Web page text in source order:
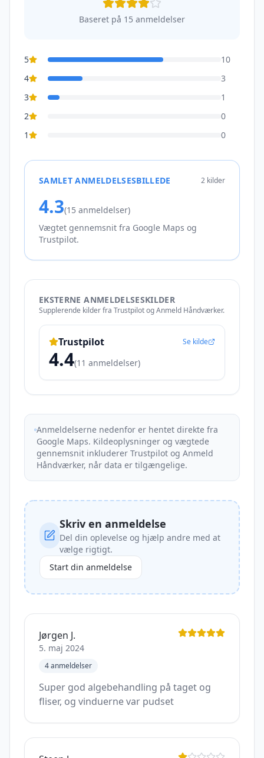
Baseret på 15 anmeldelser
5
10
4
3
3
1
2
0
1
0
SAMLET ANMELDELSESBILLEDE 2 kilder
4.3(15 anmeldelser)
Vægtet gennemsnit fra Google Maps og
Trustpilot.
EKSTERNE ANMELDELSESKILDER
Supplerende kilder fra Trustpilot og Anmeld Håndværker.
Trustpilot Se kilde
4.4(11 anmeldelser)
Anmeldelserne nedenfor er hentet direkte fra
Google Maps. Kildeoplysninger og vægtede
gennemsnit inkluderer Trustpilot og Anmeld
Håndværker, når data er tilgængelige.
Skriv en anmeldelse
Del din oplevelse og hjælp andre med at
vælge rigtigt.
Start din anmeldelse
Jørgen J.
5. maj 2024
4anmeldelser
Super god algebehandling på taget og
fliser, og vinduerne var pudset